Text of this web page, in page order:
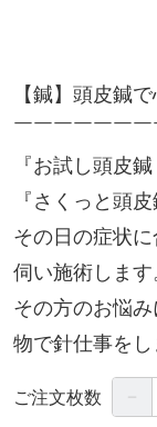
【鍼】頭皮鍼
￣￣￣￣￣￣
『お試し頭皮
『さくっと頭
その日の症状
伺い施術します
その方のお悩
物で針仕事をし
繕い物をされ
体の治癒力の
ご注文枚数 －